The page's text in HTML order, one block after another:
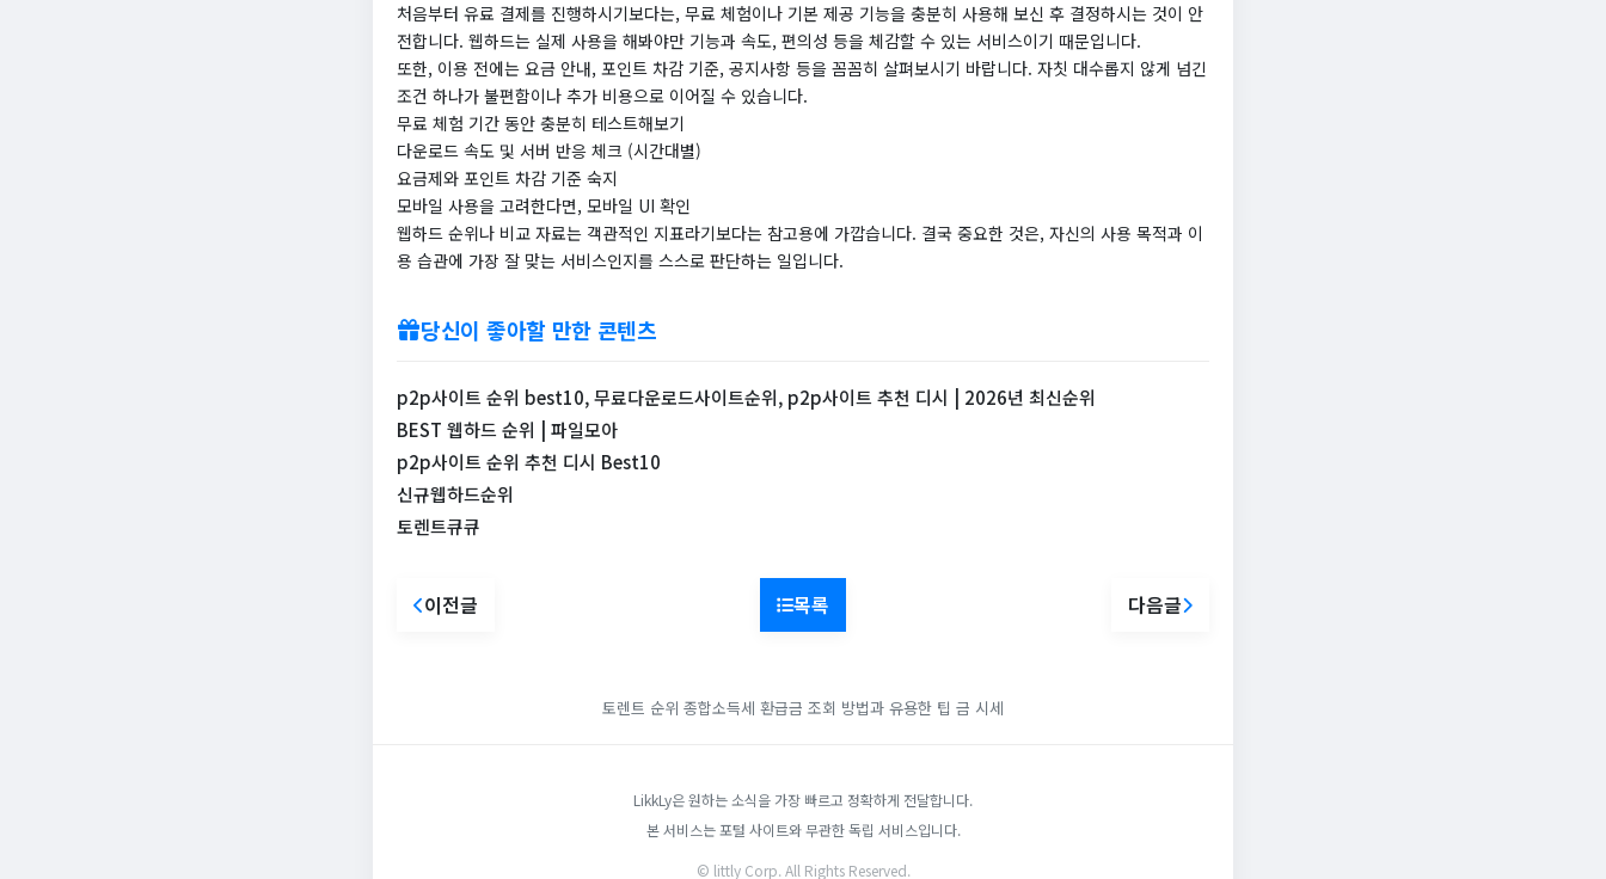
처음부터 유료 결제를 진행하시기보다는, 무료 체험이나 기본 제공 기능을 충분히 사용해 보신 후 결정하시는 것이 안
전합니다. 웹하드는 실제 사용을 해봐야만 기능과 속도, 편의성 등을 체감할 수 있는 서비스이기 때문입니다.
또한, 이용 전에는 요금 안내, 포인트 차감 기준, 공지사항 등을 꼼꼼히 살펴보시기 바랍니다. 자칫 대수롭지 않게 넘긴
조건 하나가 불편함이나 추가 비용으로 이어질 수 있습니다.
무료 체험 기간 동안 충분히 테스트해보기
다운로드 속도 및 서버 반응 체크 (시간대별)
요금제와 포인트 차감 기준 숙지
모바일 사용을 고려한다면, 모바일 UI 확인
웹하드 순위나 비교 자료는 객관적인 지표라기보다는 참고용에 가깝습니다. 결국 중요한 것은, 자신의 사용 목적과 이
용 습관에 가장 잘 맞는 서비스인지를 스스로 판단하는 일입니다.
당신이 좋아할 만한 콘텐츠
p2p사이트 순위 best10, 무료다운로드사이트순위, p2p사이트 추천 디시 | 2026년 최신순위
BEST 웹하드 순위 | 파일모아
p2p사이트 순위 추천 디시 Best10
신규웹하드순위
토렌트큐큐
이전글 목록 다음글
토렌트 순위 종합소득세 환급금 조회 방법과 유용한 팁 금 시세
LikkLy은 원하는 소식을 가장 빠르고 정확하게 전달합니다.
본 서비스는 포털 사이트와 무관한 독립 서비스입니다.
© littly Corp. All Rights Reserved.